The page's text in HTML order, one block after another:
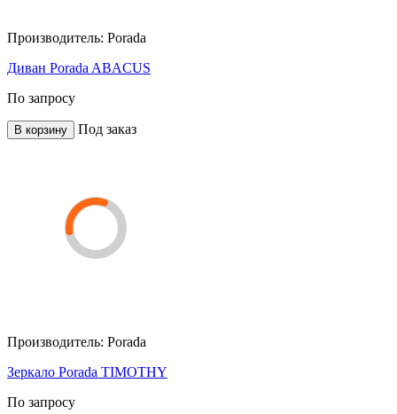
Производитель: Porada
Диван Porada ABACUS
По запросу
В корзину Под заказ
Производитель: Porada
Зеркало Porada TIMOTHY
По запросу